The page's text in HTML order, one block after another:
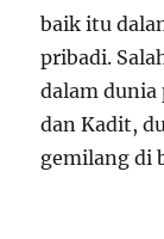
baik itu
pribadi.
dalam dunia
dan Kadit,
gemilang di